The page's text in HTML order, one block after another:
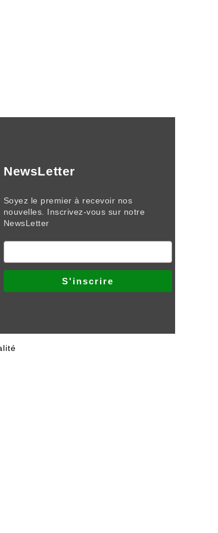
NewsLetter
Soyez le premier à recevoir nos
nouvelles. Inscrivez-vous sur notre
NewsLetter